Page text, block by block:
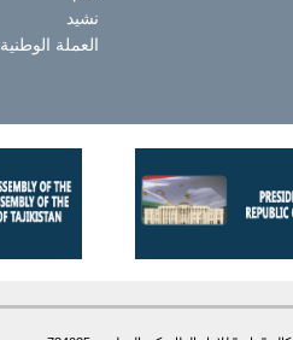
نشيد
العملة الوطنية